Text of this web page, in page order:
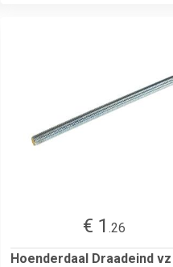
€ 1 .26
Hoenderdaal Draadeind vz